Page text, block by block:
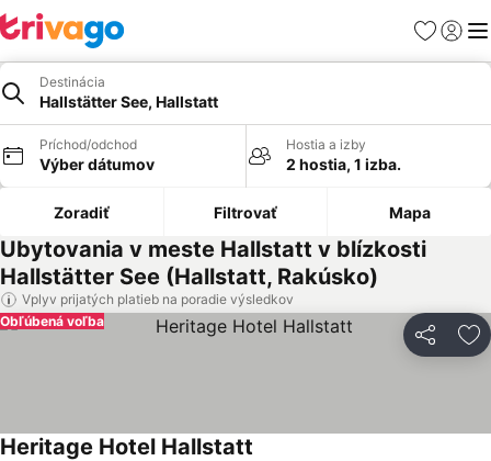
Obľúbené
Destinácia
Hallstätter See, Hallstatt
Príchod/odchod
Výber dátumov
Hostia a izby
2 hostia, 1 izba.
Zoradiť Filtrovať Mapa
Ubytovania v meste Hallstatt v blízkosti
Hallstätter See (Hallstatt, Rakúsko)
Vplyv prijatých platieb na poradie výsledkov
Zdieľať
Obľúbená voľba
Heritage Hotel Hallstatt